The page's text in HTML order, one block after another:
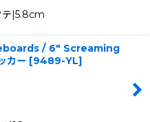
|5.8cm
/ 6" Screaming
カー [9489-YL]